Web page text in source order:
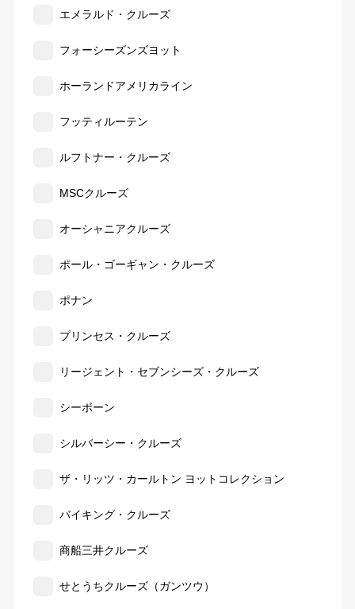
エメラルド・クルーズ
フォーシーズンズヨット
ホーランドアメリカライン
フッティルーテン
ルフトナー・クルーズ
MSCクルーズ
オーシャニアクルーズ
ポール・ゴーギャン・クルーズ
ポナン
プリンセス・クルーズ
リージェント・セブンシーズ・クルーズ
シーボーン
シルバーシー・クルーズ
ザ・リッツ・カールトン ヨットコレクション
バイキング・クルーズ
商船三井クルーズ
せとうちクルーズ（ガンツウ）